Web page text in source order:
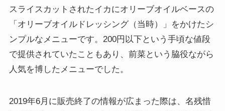
スライスカットされたイカにオリーブオイルベースの
「オリーブオイルドレッシング（当時）」をかけたシ
ンプルなメニューです。200円以下という手頃な値段
で提供されていたこともあり、前菜という脇役ながら
人気を博したメニューでした。
2019年6月に販売終了の情報が広まった際は、名残惜